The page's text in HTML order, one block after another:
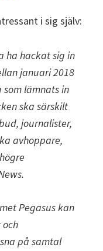
i sig själv:
ha hackat sig in
januari 2018
som lämnats in
ska särskilt
journalister,
avhoppare,
Pegasus kan
på samtal